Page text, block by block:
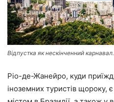
Відпустка як нескінченний карнавал.
Ріо-де-Жанейро, куди
іноземних туристів щороку,